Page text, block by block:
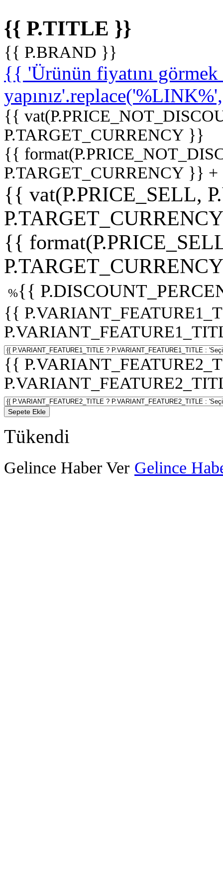
{{ P.TITLE }}
{{ P.BRAND }}
{{ 'Ürünün fiyatını
{{
P.TARGET_CURRENCY }}
{{
P.TARGET_CURRENCY }}
{{ vat(P.PRICE_SELL,
{{
%{{
{{
{{
Sepete Ekle
Tükendi
Gelince Haber Ver Gelince